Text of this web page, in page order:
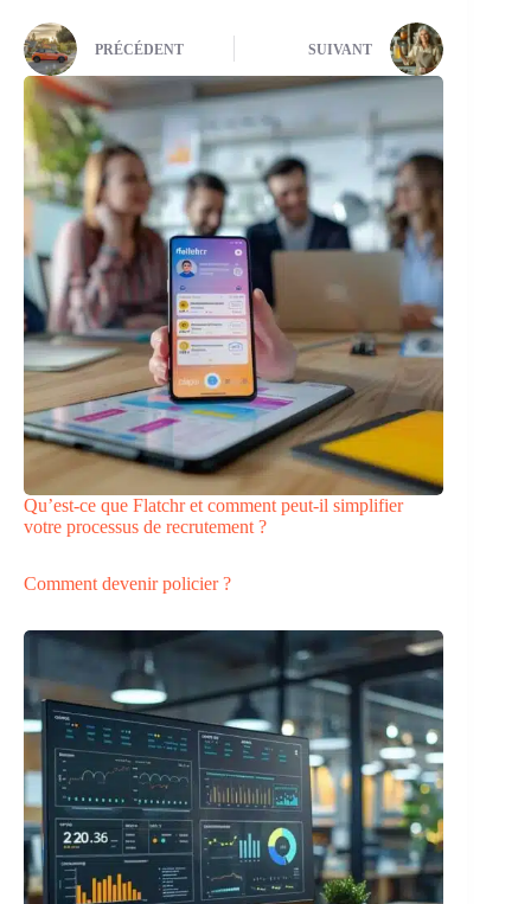
PRÉCÉDENT SUIVANT
Qu’est-ce que Flatchr et comment peut-il simplifier
votre processus de recrutement ?
Comment devenir policier ?